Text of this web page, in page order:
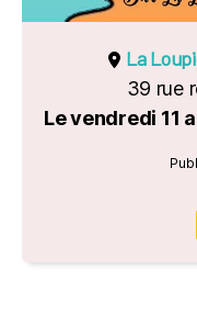
La
39 rue
Le vendredi 11